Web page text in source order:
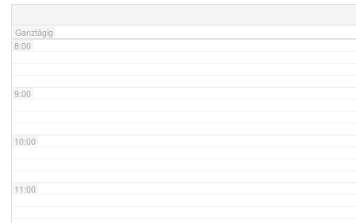
Ganztägig
8:00
9:00
10:00
11:00